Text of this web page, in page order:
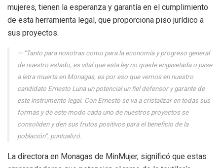
mujeres, tienen la esperanza y garantía en el cumplimiento
de esta herramienta legal, que proporciona piso jurídico a
sus proyectos.
“Tanto para nosotras como para la economía y progreso general
de nuestro estado, es vital que esta ley no quede engavetada o pase
a letra muerta en Monagas, es por eso que vemos en nuestro
candidato Ernesto Luna un potencial un fiel defensor y garante de
este instrumento legal. Con Ernesto se va a cristalizar en todas sus
formas y de este modo cada uno de nuestros proyectos se
consoliden y den sus frutos positivos para el beneficio de la
población”, puntualizó.
La directora en Monagas de MinMujer, significó que estas